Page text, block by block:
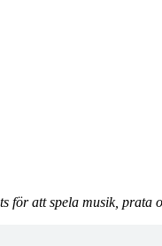
att spela musik, prata